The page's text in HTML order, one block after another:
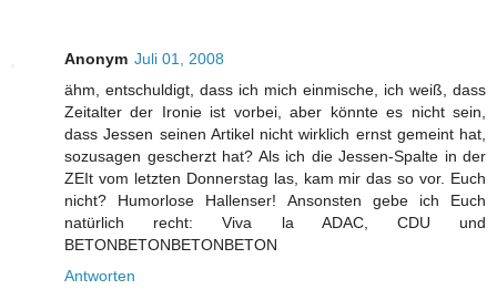
Anonym Juli 01, 2008
ähm, entschuldigt, dass ich mich einmische, ich weiß, dass
Zeitalter der Ironie ist vorbei, aber könnte es nicht sein,
dass Jessen seinen Artikel nicht wirklich ernst gemeint hat,
sozusagen gescherzt hat? Als ich die Jessen-Spalte in der
ZEIt vom letzten Donnerstag las, kam mir das so vor. Euch
nicht? Humorlose Hallenser! Ansonsten gebe ich Euch
natürlich recht: Viva la ADAC, CDU und
BETONBETONBETONBETON
Antworten